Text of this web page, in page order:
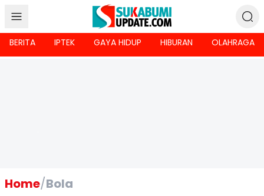
BERITA IPTEK GAYA HIDUP HIBURAN OLAHRAGA
Home/Bola